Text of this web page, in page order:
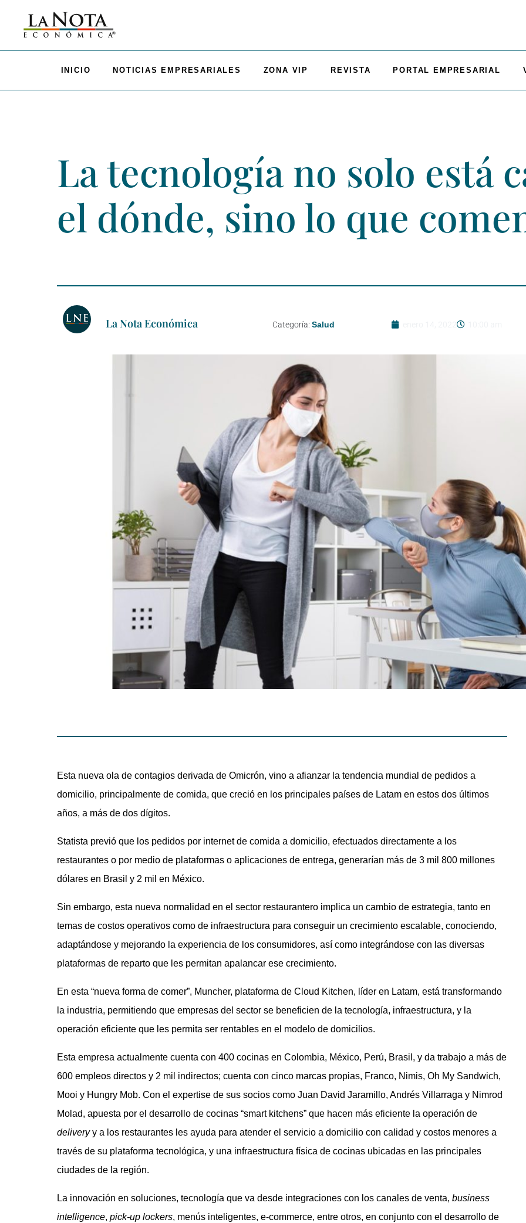
INICIO NOTICIAS EMPRESARIALES ZONA VIP REVISTA PORTAL EMPRESARIAL
La tecnología no solo está
el dónde, sino lo que
La Nota Económica Categoría: Salud
Esta nueva ola de contagios derivada de Omicrón, vino a afianzar la tendencia mundial de pedidos a
domicilio, principalmente de comida, que creció en los principales países de Latam en estos dos últimos
años, a más de dos dígitos.
Statista previó que los pedidos por internet de comida a domicilio, efectuados directamente a los
restaurantes o por medio de plataformas o aplicaciones de entrega, generarían más de 3 mil 800 millones
dólares en Brasil y 2 mil en México.
Sin embargo, esta nueva normalidad en el sector restaurantero implica un cambio de estrategia, tanto en
temas de costos operativos como de infraestructura para conseguir un crecimiento escalable, conociendo,
adaptándose y mejorando la experiencia de los consumidores, así como integrándose con las diversas
plataformas de reparto que les permitan apalancar ese crecimiento.
En esta “nueva forma de comer”, Muncher, plataforma de Cloud Kitchen, líder en Latam, está transformando
la industria, permitiendo que empresas del sector se beneficien de la tecnología, infraestructura, y la
operación eficiente que les permita ser rentables en el modelo de domicilios.
Esta empresa actualmente cuenta con 400 cocinas en Colombia, México, Perú, Brasil, y da trabajo a más de
600 empleos directos y 2 mil indirectos; cuenta con cinco marcas propias, Franco, Nimis, Oh My Sandwich,
Mooi y Hungry Mob. Con el expertise de sus socios como Juan David Jaramillo, Andrés Villarraga y Nimrod
Molad, apuesta por el desarrollo de cocinas “smart kitchens” que hacen más eficiente la operación de
deliveryy a los restaurantes les ayuda para atender el servicio a domicilio con calidad y costos menores a
través de su plataforma tecnológica, y una infraestructura física de cocinas ubicadas en las principales
ciudades de la región.
La innovación en soluciones, tecnología que va desde integraciones con los canales de venta, business
intelligence, pick-up lockers, menús inteligentes, e-commerce, entre otros, en conjunto con el desarrollo de